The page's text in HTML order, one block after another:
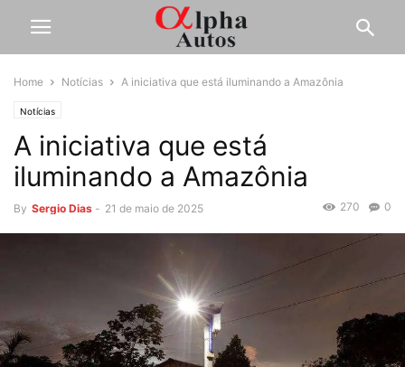
Home Notícias A iniciativa que está iluminando a Amazônia
Notícias
A iniciativa que está
iluminando a Amazônia
By Sergio Dias - 21 de maio de 2025 0
270